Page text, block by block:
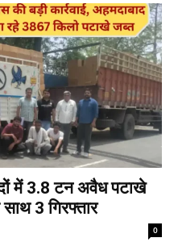
में 3.8 टन अवैध पटाखे
3 गिरफ्तार
0